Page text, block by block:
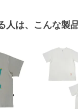
人は、こんな製